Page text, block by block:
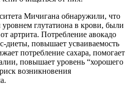
Мичигана обнаружили, что
глутатиона в крови, были
артрита. Потребление авокадо
диеты, повышает усваиваемость
потребление сахара, помогает
повышает уровень “хорошего
возникновения